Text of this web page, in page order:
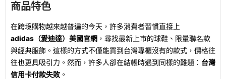
商品特色
在跨境購物越來越普遍的今天，許多消費者習慣直接上
adidas（愛迪達）美國官網 ，尋找最新上市的球鞋、限量聯名款
與經典服飾。這樣的方式不僅能買到台灣專櫃沒有的款式，價格往
往也更具吸引力。然而，許多人卻在結帳時遇到同樣的難題： 台灣
信用卡付款失敗 。